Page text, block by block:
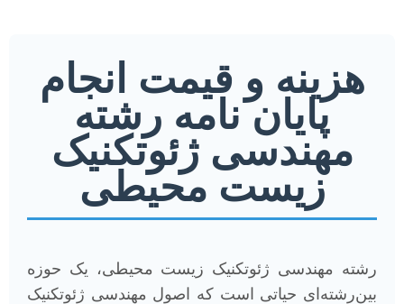
هزینه و قیمت انجام
پایان نامه رشته
مهندسی ژئوتکنیک
زیست محیطی
رشته مهندسی ژئوتکنیک زیست محیطی، یک حوزه
بین‌رشته‌ای حیاتی است که اصول مهندسی ژئوتکنیک